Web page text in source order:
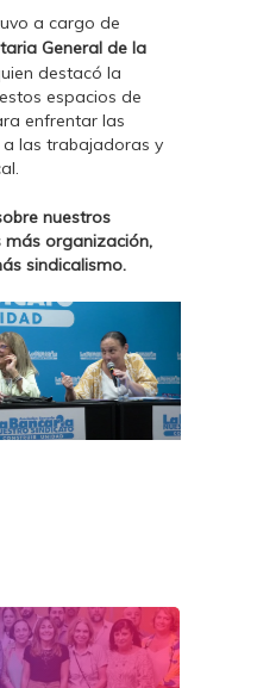
a cargo de
General de la
destacó la
espacios de
enfrentar las
las trabajadoras y
nuestros
más organización,
sindicalismo.